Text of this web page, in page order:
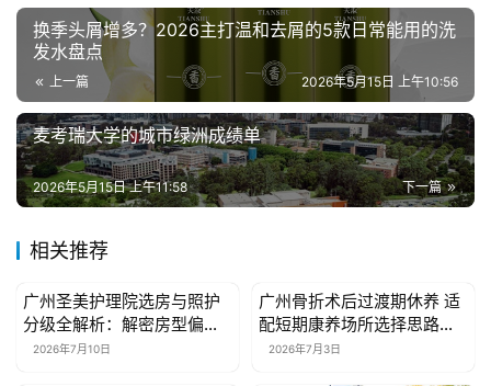
换季头屑增多？2026主打温和去屑的5款日常能用的洗
发水盘点
上一篇 2026年5月15日 上午10:56
麦考瑞大学的城市绿洲成绩单
下一篇
2026年5月15日 上午11:58
相关推荐
新闻资讯
广州圣美护理院选房与照护
分级全解析：解密房型偏好
与服务等级的适配之道
2026年7月10日
新闻资讯
广州骨折术后过渡期休养 适
配短期康养场所选择思路｜
广州白云和熹会颐养中心
2026年7月3日